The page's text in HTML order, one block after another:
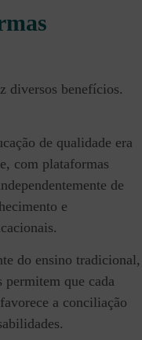
diversos benefícios.
de qualidade era
com plataformas
de
e
do ensino tradicional,
que cada
a conciliação